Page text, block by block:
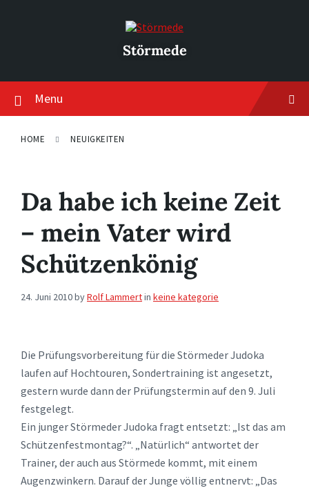
Störmede
Menu
HOME NEUIGKEITEN
Da habe ich keine Zeit
– mein Vater wird
Schützenkönig
24. Juni 2010byRolf Lammertin keine kategorie
Die Prüfungsvorbereitung für die Störmeder Judoka
laufen auf Hochtouren, Sondertraining ist angesetzt,
gestern wurde dann der Prüfungstermin auf den 9. Juli
festgelegt.
Ein junger Störmeder Judoka fragt entsetzt: „Ist das am
Schützenfestmontag?“. „Natürlich“ antwortet der
Trainer, der auch aus Störmede kommt, mit einem
Augenzwinkern. Darauf der Junge völlig entnervt: „Das